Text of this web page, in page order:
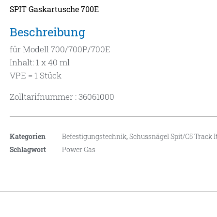
SPIT Gaskartusche 700E
Beschreibung
für Modell 700/700P/700E
Inhalt: 1 x 40 ml
VPE = 1 Stück
Zolltarifnummer : 36061000
Kategorien Befestigungstechnik,Schussnägel Spit/C5 Track
Schlagwort
Power Gas